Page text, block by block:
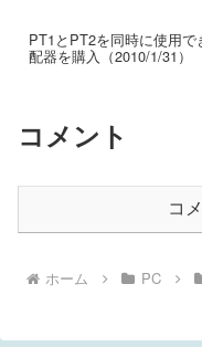
PT1とPT2を同時に使用で
配器を購入（2010/1/31）
コメント
コ
ホーム PC